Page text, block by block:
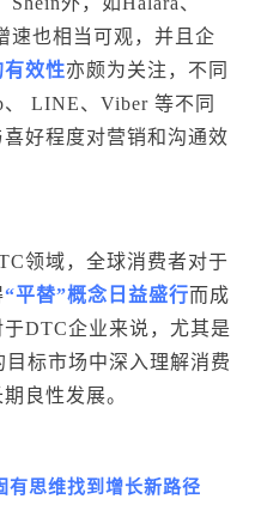
速也相当可观，并且企
效性亦颇为关注，不同
、 LINE、Viber 等不同
好程度对营销和沟通效
领域，全球消费者对于
“平替”概念日益盛行而成
DTC企业来说，尤其是
标市场中深入理解消费
良性发展。
有思维找到增长新路径